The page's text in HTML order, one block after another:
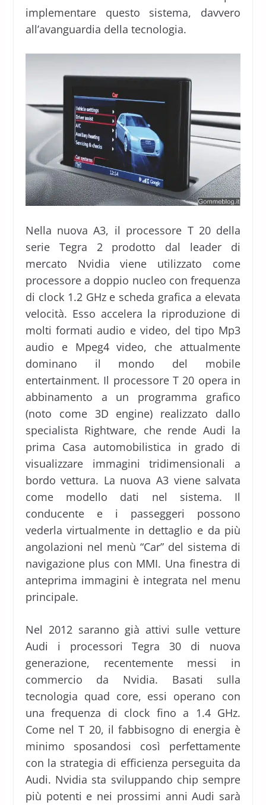
implementare questo sistema, davvero
all’avanguardia della tecnologia.
Nella nuova A3, il processore T 20 della
serie Tegra 2 prodotto dal leader di
mercato Nvidia viene utilizzato come
processore a doppio nucleo con frequenza
di clock 1.2 GHz e scheda grafica a elevata
velocità. Esso accelera la riproduzione di
molti formati audio e video, del tipo Mp3
audio e Mpeg4 video, che attualmente
dominano il mondo del mobile
entertainment. Il processore T 20 opera in
abbinamento a un programma grafico
(noto come 3D engine) realizzato dallo
specialista Rightware, che rende Audi la
prima Casa automobilistica in grado di
visualizzare immagini tridimensionali a
bordo vettura. La nuova A3 viene salvata
come modello dati nel sistema. Il
conducente e i passeggeri possono
vederla virtualmente in dettaglio e da più
angolazioni nel menù “Car” del sistema di
navigazione plus con MMI. Una finestra di
anteprima immagini è integrata nel menu
principale.
Nel 2012 saranno già attivi sulle vetture
Audi i processori Tegra 30 di nuova
generazione, recentemente messi in
commercio da Nvidia. Basati sulla
tecnologia quad core, essi operano con
una frequenza di clock fino a 1.4 GHz.
Come nel T 20, il fabbisogno di energia è
minimo sposandosi così perfettamente
con la strategia di efficienza perseguita da
Audi. Nvidia sta sviluppando chip sempre
più potenti e nei prossimi anni Audi sarà